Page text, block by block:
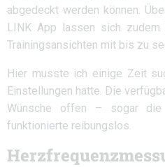
abgedeckt werden können.
LINK App lassen sich
Trainingsansichten mit bis zu
Hier musste ich einige Zeit
Einstellungen hatte. Die
Wünsche offen – sogar die
funktionierte reibungslos.